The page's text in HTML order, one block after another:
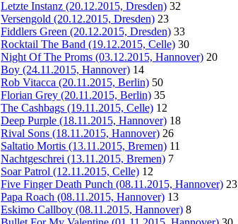
Letzte Instanz (20.12.2015, Dresden) 32
Versengold (20.12.2015, Dresden) 23
Fiddlers Green (20.12.2015, Dresden) 33
Rocktail The Band (19.12.2015, Celle) 30
Night Of The Proms (03.12.2015, Hannover) 20
Boy (24.11.2015, Hannover) 14
Rob Vitacca (20.11.2015, Berlin) 50
Florian Grey (20.11.2015, Berlin) 35
The Cashbags (19.11.2015, Celle) 12
Deep Purple (18.11.2015, Hannover) 18
Rival Sons (18.11.2015, Hannover) 26
Saltatio Mortis (13.11.2015, Bremen) 11
Nachtgeschrei (13.11.2015, Bremen) 7
Soar Patrol (12.11.2015, Celle) 12
Five Finger Death Punch (08.11.2015, Hannover) 23
Papa Roach (08.11.2015, Hannover) 13
Eskimo Callboy (08.11.2015, Hannover) 8